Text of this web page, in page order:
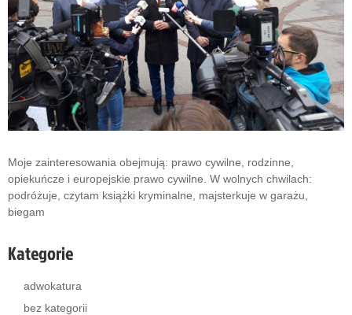
Moje zainteresowania obejmują: prawo cywilne, rodzinne,
opiekuńcze i europejskie prawo cywilne. W wolnych chwilach:
podróżuje, czytam książki kryminalne, majsterkuje w garażu,
biegam
Kategorie
adwokatura
bez kategorii